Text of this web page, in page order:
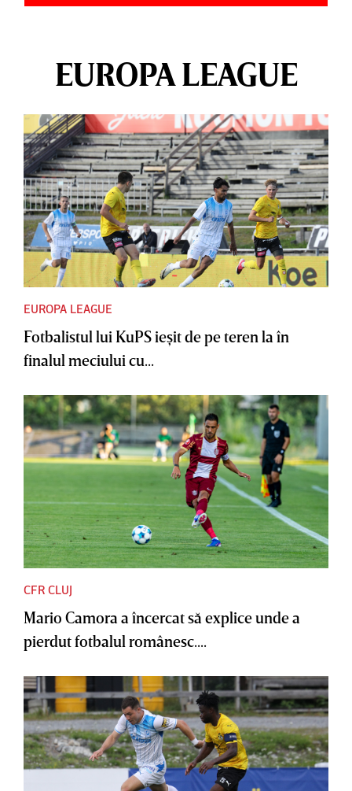
EUROPA LEAGUE
EUROPA LEAGUE
Fotbalistul lui KuPS ieşit de pe teren la în
finalul meciului cu...
CFR CLUJ
Mario Camora a încercat să explice unde a
pierdut fotbalul românesc....